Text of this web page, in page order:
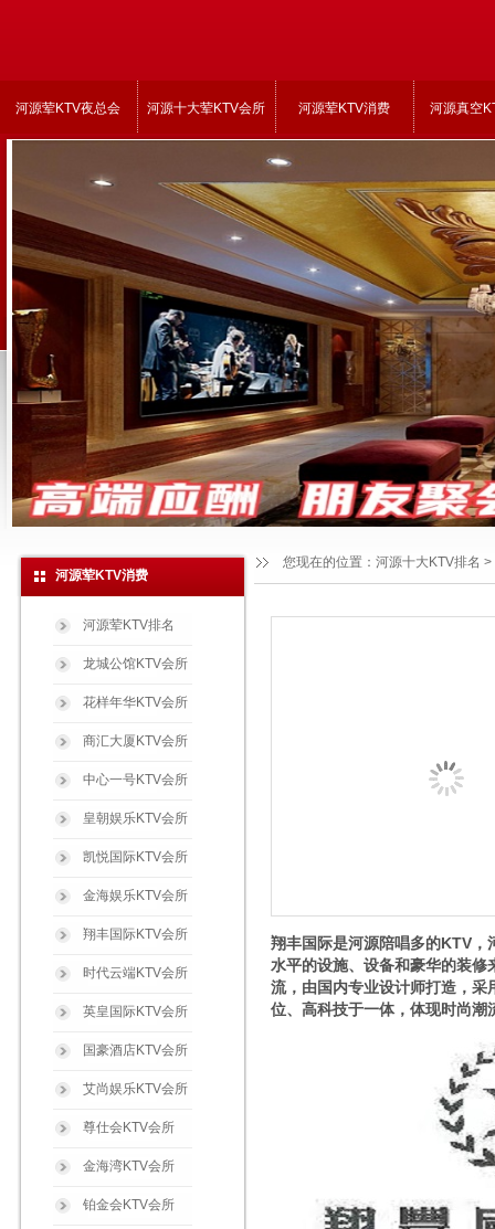
河源荤KTV夜总会 河源十大荤KTV会所 河源荤KTV消费 河源真空
河源荤KTV消费
河源荤KTV排名
龙城公馆KTV会所
花样年华KTV会所
商汇大厦KTV会所
中心一号KTV会所
皇朝娱乐KTV会所
凯悦国际KTV会所
金海娱乐KTV会所
翔丰国际KTV会所
时代云端KTV会所
英皇国际KTV会所
国豪酒店KTV会所
艾尚娱乐KTV会所
尊仕会KTV会所
金海湾KTV会所
铂金会KTV会所
您现在的位置： 河源十大KTV排名 >
翔丰国际是河源陪唱多的KTV，
水平的设施、设备和豪华的装
流，由国内专业设计师打造，
位、高科技于一体，体现时尚潮